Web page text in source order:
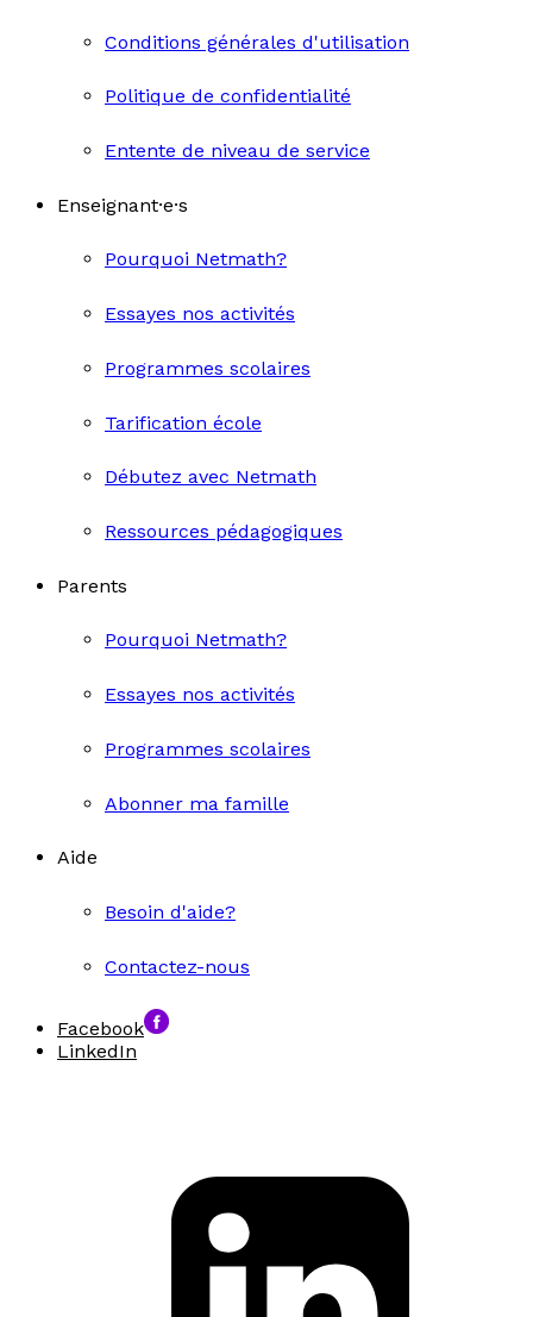
Conditions générales d'utilisation
Politique de confidentialité
Entente de niveau de service
Enseignant·e·s
Pourquoi Netmath?
Essayes nos activités
Programmes scolaires
Tarification école
Débutez avec Netmath
Ressources pédagogiques
Parents
Pourquoi Netmath?
Essayes nos activités
Programmes scolaires
Abonner ma famille
Aide
Besoin d'aide?
Contactez-nous
Facebook
LinkedIn